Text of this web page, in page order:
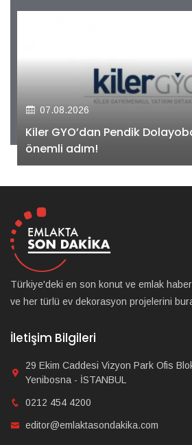
07.08.2026
Kiler GYO’dan Pendik
önemli adım!
Türkiye'deki en son konut ve emlak
ve her türlü ev dekorasyon projelerini
İletişim Bilgileri
29 Ekim Caddesi Vizyon Park Ofis
Yenibosna - İSTANBUL
0212 454 4200
editor@emlaktasondakika.com